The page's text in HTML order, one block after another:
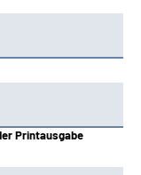
Printausgabe